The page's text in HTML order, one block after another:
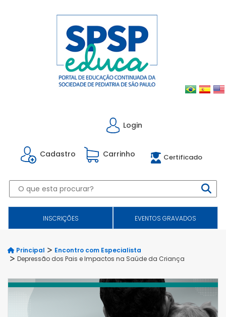
Login
Cadastro Carrinho Certificado
INSCRIÇÕES EVENTOS GRAVADOS
Principal
Encontro com Especialista
Depressão dos Pais e Impactos na Saúde da Criança